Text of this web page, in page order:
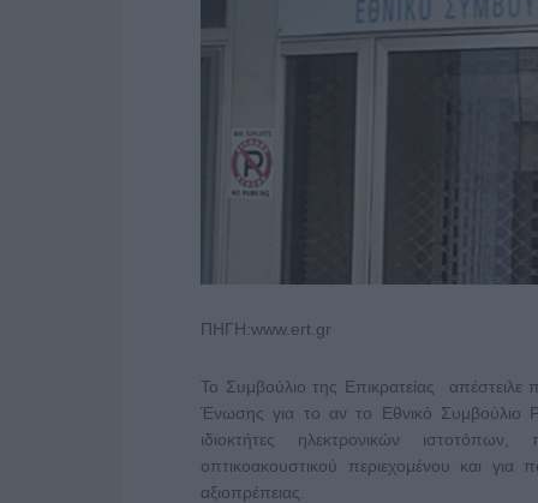
ΠΗΓΗ:www.ert.gr
Το Συμβούλιο της Επικρατείας απέστειλε
Ένωσης για το αν το Εθνικό Συμβούλιο
ιδιοκτήτες ηλεκτρονικών
οπτικοακουστικού περιεχομένου και
αξιοπρέπειας.